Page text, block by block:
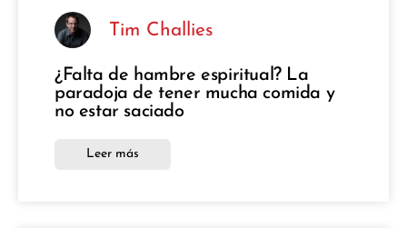
Tim Challies
¿Falta de hambre espiritual? La
paradoja de tener mucha comida y
no estar saciado
Leer más